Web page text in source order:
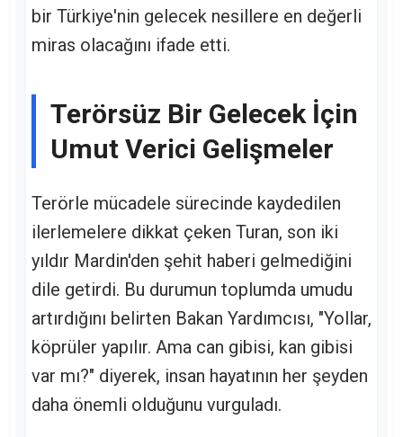
bir Türkiye'nin gelecek nesillere en değerli
miras olacağını ifade etti.
Terörsüz Bir Gelecek İçin
Umut Verici Gelişmeler
Terörle mücadele sürecinde kaydedilen
ilerlemelere dikkat çeken Turan, son iki
yıldır Mardin'den şehit haberi gelmediğini
dile getirdi. Bu durumun toplumda umudu
artırdığını belirten Bakan Yardımcısı, "Yollar,
köprüler yapılır. Ama can gibisi, kan gibisi
var mı?" diyerek, insan hayatının her şeyden
daha önemli olduğunu vurguladı.